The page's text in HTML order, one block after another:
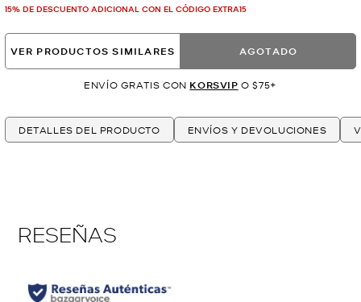
15% DE DESCUENTO ADICIONAL CON EL CÓDIGO EXTRA15
VER PRODUCTOS SIMILARES AGOTADO
ENVÍO GRATIS CON KORSVIP O $75+
DETALLES DEL PRODUCTO ENVÍOS Y DEVOLUCIONES